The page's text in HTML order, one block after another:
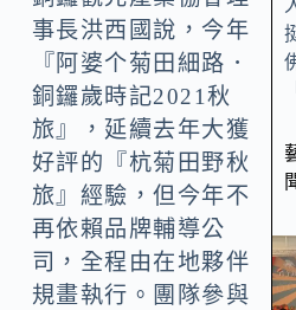
事長洪西國說，今年
『阿婆个菊田細路．
銅鑼歲時記2021秋
旅』，延續去年大獲
好評的『杭菊田野秋
旅』經驗，但今年不
再依賴品牌輔導公
司，全程由在地夥伴
規畫執行。團隊參與